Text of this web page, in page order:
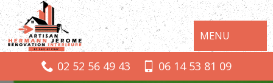
MENU
02 52 56 49 43 06 14 53 81 09